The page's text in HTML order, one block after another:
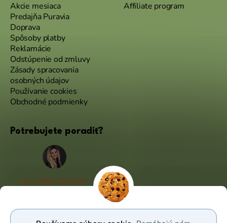
Akcie mesiaca
Predajňa Puravia
Doprava
Spôsoby platby
Reklamácie
Odstúpenie od zmluvy
Zásady spracovania
osobných údajov
Používanie cookies
Obchodné podmienky
Affiliate program
Potrebujete poradiť?
+421 950 105 034